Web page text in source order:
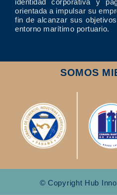
orientada a impulsar su
fin de alcanzar sus
entorno marítimo portuario.
SOMOS
© Copyright Hub